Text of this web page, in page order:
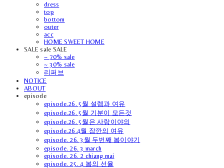
dress
top
bottom
outer
acc
HOME SWEET HOME
SALE sale SALE
~ 70% sale
~ 30% sale
리퍼브
NOTICE
ABOUT
episode
episode.26. 5월 설렘과 여유
episode.26. 5월 기분이 모든것
episode.26. 5월은 사랑이야의
episode.26.4월 잠깐의 여유
episode. 26. 3월 두번째 봄이야기
episode. 26. 3 march
episode. 26. 2 chiang mai
episode. 25. 4 봄의 선율